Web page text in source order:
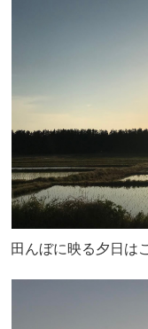
田んぼに映る夕日は